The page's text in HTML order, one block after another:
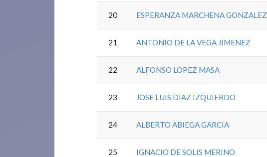
20 ESPERANZA MARCHENA GONZALEZ
21 ANTONIO DE LA VEGA JIMENEZ
22 ALFONSO LOPEZ MASA
23 JOSE LUIS DIAZ IZQUIERDO
24 ALBERTO ABIEGA GARCIA
25 IGNACIO DE SOLIS MERINO